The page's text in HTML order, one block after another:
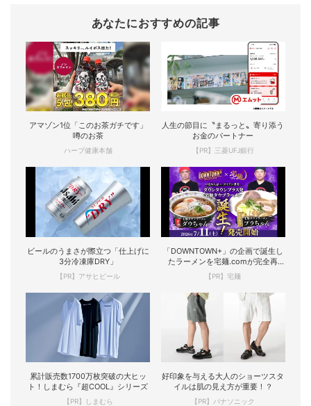
あなたにおすすめの記事
アマゾン1位「このお茶ガチです」
噂のお茶
ハーブ健康本舗
人生の節目に〝まるっと〟寄り添う
お金のパートナー
【PR】三菱UFJ銀行
ビールのうまさが際立つ「仕上げに
3分冷凍庫DRY」
【PR】アサヒビール
「DOWNTOWN+」の企画で誕生し
たラーメンを宅麺.comが完全再
現！
【PR】宅麺
累計販売数1700万枚突破の大ヒッ
ト！しまむら『超COOL』シリーズ
【PR】しまむら
好印象を与える大人のショーツスタ
イルは肌の見え方が重要！？
【PR】パナソニック